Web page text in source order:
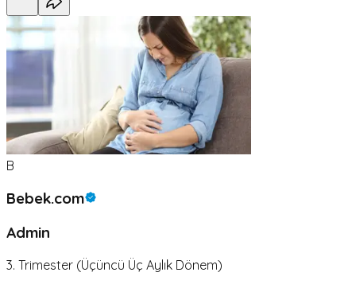
B
Bebek.com
Admin
3. Trimester (Üçüncü Üç Aylık Dönem)